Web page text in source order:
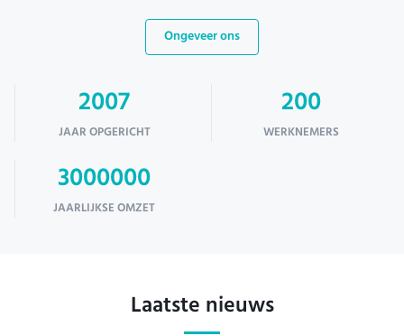
Ongeveer ons
2007
JAAR OPGERICHT
200
WERKNEMERS
3000000
JAARLIJKSE OMZET
Laatste nieuws